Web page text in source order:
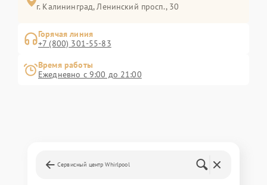
г. Калининград, Ленинский просп., 30
Горячая линия
+7 (800) 301-55-83
Время работы
Ежедневно с 9:00 до 21:00
Сервисный центр Whirlpool